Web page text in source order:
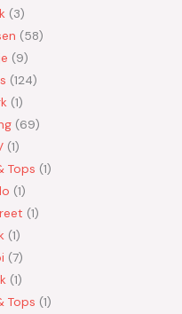
3
58
9
124
1
69
1
Tops 1
1
1
1
7
1
Tops 1